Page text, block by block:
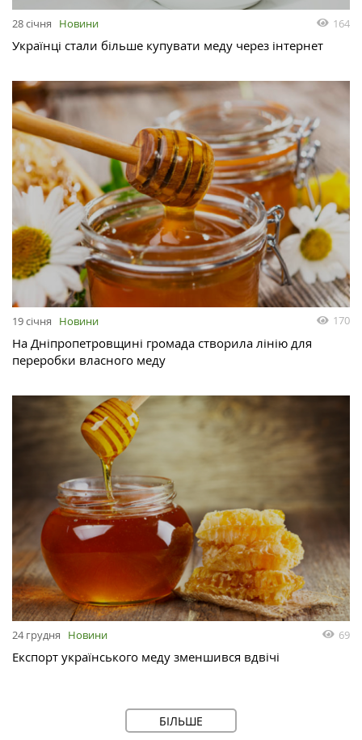
28 січня Новини 164
Українці стали більше купувати меду через інтернет
19 січня Новини 170
На Дніпропетровщині громада створила лінію для
переробки власного меду
24 грудня Новини 69
Експорт українського меду зменшився вдвічі
БІЛЬШЕ